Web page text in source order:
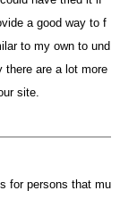
a good way to f
to my own to und
there are a lot more
site.
for persons that mu